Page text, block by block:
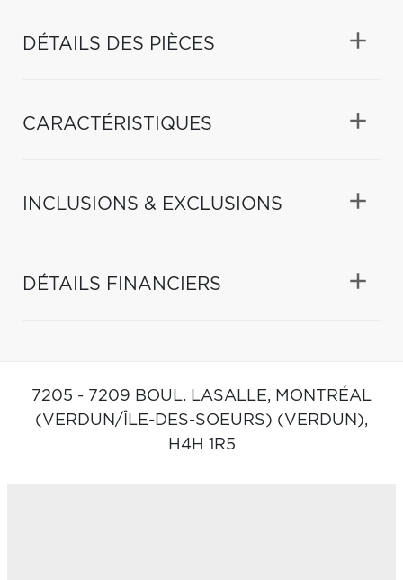
DÉTAILS DES PIÈCES
CARACTÉRISTIQUES
INCLUSIONS & EXCLUSIONS
DÉTAILS FINANCIERS
7205 - 7209 BOUL. LASALLE, MONTRÉAL
(VERDUN/ÎLE-DES-SOEURS) (VERDUN),
H4H 1R5